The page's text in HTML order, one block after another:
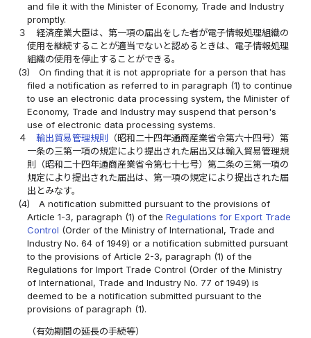
and file it with the Minister of Economy, Trade and Industry
promptly.
３
経済産業大臣は、第一項の届出をした者が電子情報処理組織の
使用を継続することが適当でないと認めるときは、電子情報処理
組織の使用を停止することができる。
(3)
On finding that it is not appropriate for a person that has
filed a notification as referred to in paragraph (1) to continue
to use an electronic data processing system, the Minister of
Economy, Trade and Industry may suspend that person's
use of electronic data processing systems.
４
輸出貿易管理規則 （昭和二十四年通商産業省令第六十四号）第
一条の三第一項の規定により提出された届出又は輸入貿易管理規
則（昭和二十四年通商産業省令第七十七号）第二条の三第一項の
規定により提出された届出は、第一項の規定により提出された届
出とみなす。
(4)
A notification submitted pursuant to the provisions of
Article 1-3, paragraph (1) of theRegulations for Export Trade
Control (Order of the Ministry of International, Trade and
Industry No. 64 of 1949) or a notification submitted pursuant
to the provisions of Article 2-3, paragraph (1) of the
Regulations for Import Trade Control (Order of the Ministry
of International, Trade and Industry No. 77 of 1949) is
deemed to be a notification submitted pursuant to the
provisions of paragraph (1).
（有効期間の延長の手続等）